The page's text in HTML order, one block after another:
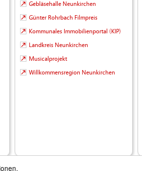
Gebläsehalle Neunkirchen
Günter Rohrbach Filmpreis
Kommunales Immobilienportal (KIP)
Landkreis Neunkirchen
Musicalprojekt
Willkommensregion Neunkirchen